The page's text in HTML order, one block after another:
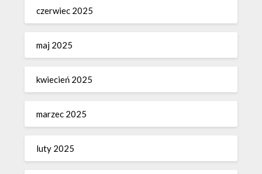
czerwiec 2025
maj 2025
kwiecień 2025
marzec 2025
luty 2025